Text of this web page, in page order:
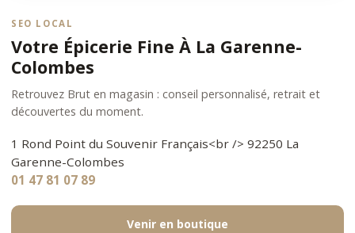
SEO LOCAL
Votre Épicerie Fine À La Garenne-
Colombes
Retrouvez Brut en magasin : conseil personnalisé, retrait et
découvertes du moment.
1 Rond Point du Souvenir Français<br /> 92250 La
Garenne-Colombes
01 47 81 07 89
Venir en boutique